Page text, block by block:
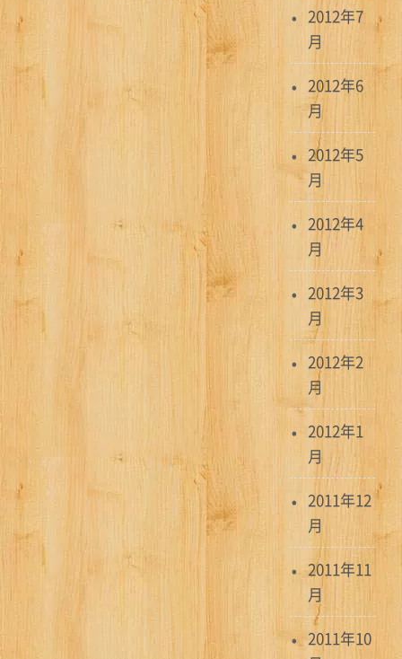
2012年7
月
2012年6
月
2012年5
月
2012年4
月
2012年3
月
2012年2
月
2012年1
月
2011年12
月
2011年11
月
2011年10